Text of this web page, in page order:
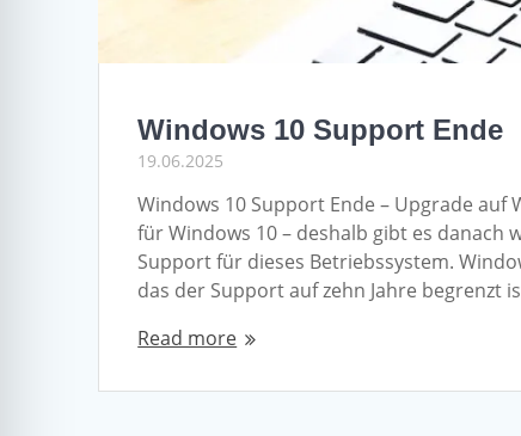
Windows 10 Support Ende
19.06.2025
Windows 10 Support Ende – Upgrade
für Windows 10 – deshalb gibt es danach
Support für dieses Betriebssystem.
das der Support auf zehn Jahre begrenzt
Read more